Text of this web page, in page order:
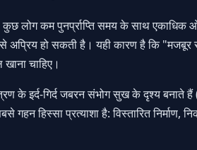
कुछ लोग कम पुनर्प्राप्ति समय के साथ
अप्रिय हो सकती है। यही कारण है कि "मजबूर
चाहिए।
के इर्द-गिर्द जबरन संभोग सुख के दृश्य
गहन हिस्सा प्रत्याशा है: विस्तारित